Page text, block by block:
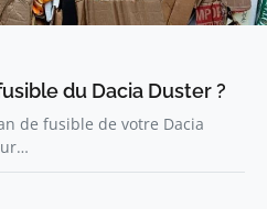
du Dacia Duster ?
de fusible de votre Dacia